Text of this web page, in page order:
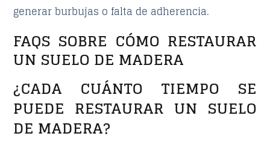
generar burbujas o falta de adherencia.
FAQS SOBRE CÓMO RESTAURAR
UN SUELO DE MADERA
¿CADA CUÁNTO TIEMPO SE
PUEDE RESTAURAR UN SUELO
DE MADERA?